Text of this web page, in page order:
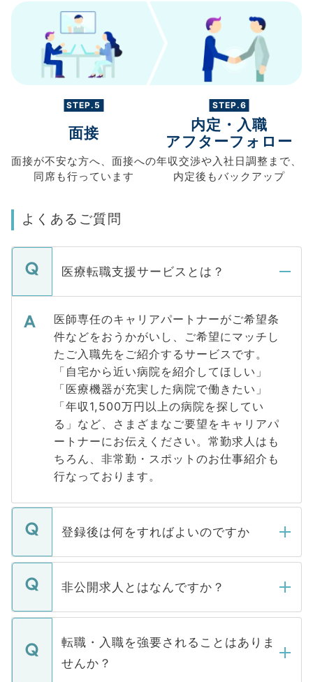
STEP.5
面接
面接が不安な方へ、 面接への
同席も行っています
STEP.6
内定・入職
アフターフォロー
年収交渉や入社日調整まで、
内定後もバックアップ
よくあるご質問
医療転職支援サービスとは？
医師専任のキャリアパートナーがご希望条
件などをおうかがいし、ご希望にマッチし
たご入職先をご紹介するサービスです。
「自宅から近い病院を紹介してほしい」
「医療機器が充実した病院で働きたい」
「年収1,500万円以上の病院を探してい
る」など、さまざまなご要望をキャリアパ
ートナーにお伝えください。常勤求人はも
ちろん、非常勤・スポットのお仕事紹介も
行なっております。
登録後は何をすればよいのですか
ご登録いただきましたら、弊社担当者がご
登録内容を確認し、その後メールもしくは
ます。通常、5営業日以内にはご連絡をせて
いただきますので、しばらくお待ちくださ
非公開求人とはなんですか？
マイナビDOCTORで取り扱っている求人の
うち約3割は、Webサイトからご覧いただ
けない「非公開求人」です。非公開求人は
下記の理由によって、一般には公開してい
転職・入職を強要されることはありま
せんか？